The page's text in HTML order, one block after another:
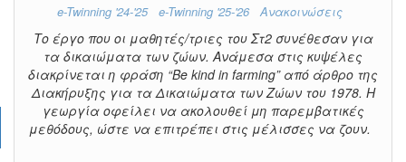
e-Twinning '24-'25 e-Twinning '25-'26 Ανακοινώσεις
Το έργο που οι μαθητές/τριες του Στ2 συνέθεσαν για
τα δικαιώματα των ζώων. Ανάμεσα στις κυψέλες
διακρίνεται η φράση “Be kind in farming” από άρθρο της
Διακήρυξης για τα Δικαιώματα των Ζώων του 1978. Η
γεωργία οφείλει να ακολουθεί μη παρεμβατικές
μεθόδους, ώστε να επιτρέπει στις μέλισσες να ζουν.